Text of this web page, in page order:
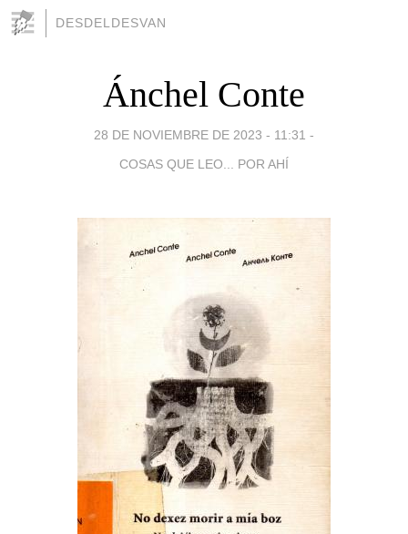
DESDELDESVAN
Ánchel Conte
28 DE NOVIEMBRE DE 2023 - 11:31 -
COSAS QUE LEO... POR AHÍ